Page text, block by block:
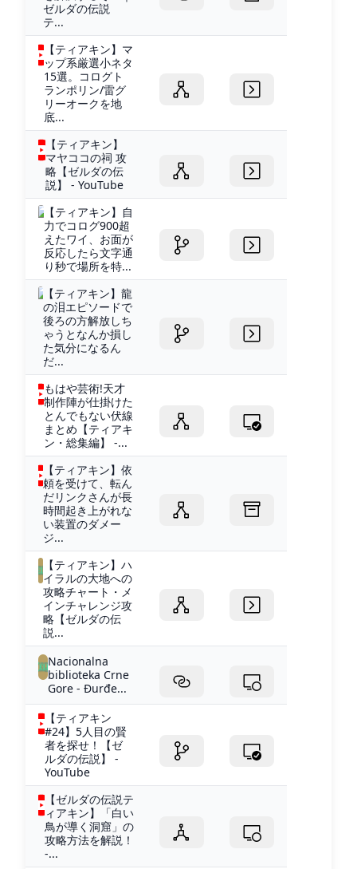
ゼルダの伝説
テ...
【ティアキン】マ
ップ系厳選小ネタ
15選。コログト
ランポリン/雷グ
リーオークを地
底...
【ティアキン】
マヤココの祠 攻
略【ゼルダの伝
説】 - YouTube
【ティアキン】自
力でコログ900超
えたワイ、お面が
反応したら文字通
り秒で場所を特...
【ティアキン】龍
の泪エピソードで
後ろの方解放しち
ゃうとなんか損し
た気分になるん
だ...
もはや芸術!天才
制作陣が仕掛けた
とんでもない伏線
まとめ【ティアキ
ン・総集編】 -...
【ティアキン】依
頼を受けて、転ん
だリンクさんが長
時間起き上がれな
い装置のダメー
ジ...
【ティアキン】ハ
イラルの大地への
攻略チャート・メ
インチャレンジ攻
略【ゼルダの伝
説...
Nacionalna
biblioteka Crne
Gore - Đurđe...
【ティアキン
#24】5人目の賢
者を探せ！【ゼ
ルダの伝説】 -
YouTube
【ゼルダの伝説テ
ィアキン】「白い
鳥が導く洞窟」の
攻略方法を解説！
-...